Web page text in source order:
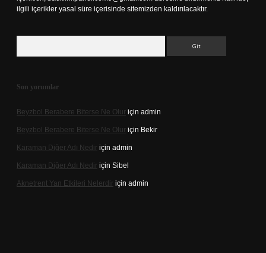
ilgili içerikler yasal süre içerisinde sitemizden kaldırılacaktır.
Son yorumlar
Beyzbol Berabere Biterse Ne Olur için admin
Beyzbol Berabere Biterse Ne Olur için Bekir
Karaman Diğer Adı Nedir için admin
Karaman Diğer Adı Nedir için Sibel
Aknetrent Yan Etkileri Nelerdir için admin